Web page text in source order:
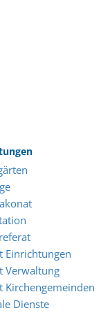
Einrichtungen
Verwaltung
Kirchengemeinden
Dienste